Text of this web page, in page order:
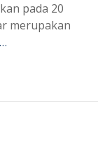
pada 20
merupakan